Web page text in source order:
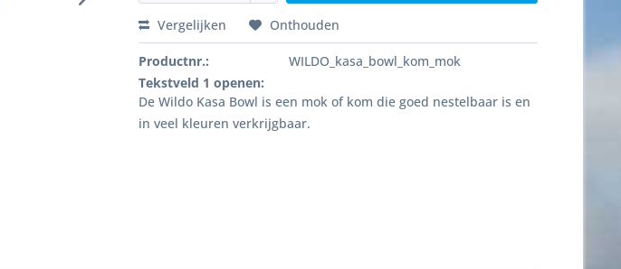
Vergelijken Onthouden
Productnr.:
WILDO_kasa_bowl_kom_mok
Tekstveld 1 openen:
De Wildo Kasa Bowl is een mok of kom die goed nestelbaar is en
in veel kleuren verkrijgbaar.